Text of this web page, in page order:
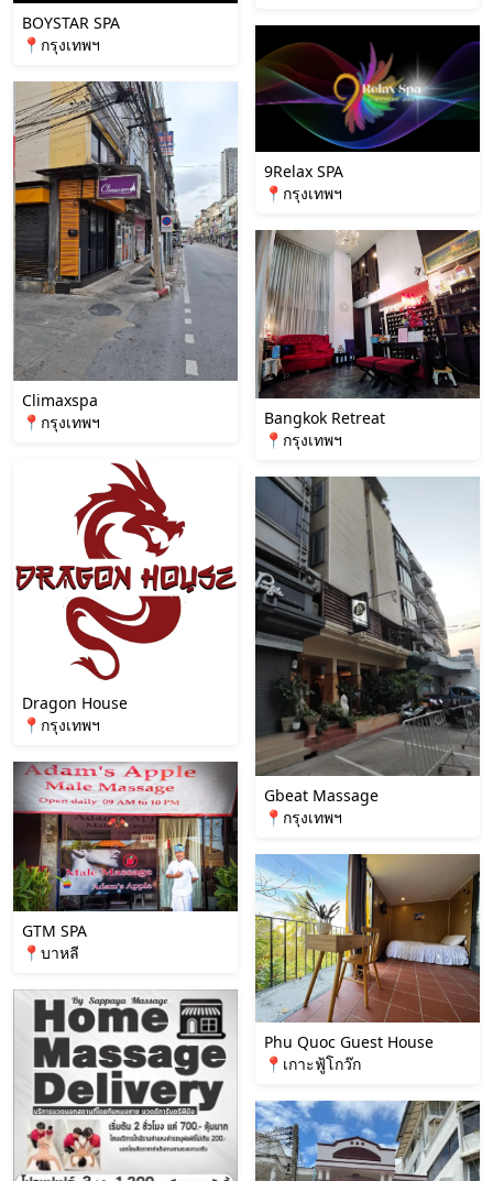
BOYSTAR SPA
📍กรุงเทพฯ
Climaxspa
📍กรุงเทพฯ
Dragon House
📍กรุงเทพฯ
GTM SPA
📍บาหลี
9Relax SPA
📍กรุงเทพฯ
Bangkok Retreat
📍กรุงเทพฯ
Gbeat Massage
📍กรุงเทพฯ
Phu Quoc Guest House
📍เกาะฟู้โกว๊ก